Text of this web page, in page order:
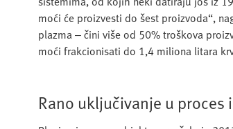
moći će proizvesti do šest proizvoda“,
plazma ‒ čini više od 50% troškova
moći frakcionisati do 1,4 miliona litara
Rano uključivanje u proces